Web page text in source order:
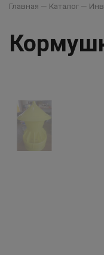
Главная — Каталог —